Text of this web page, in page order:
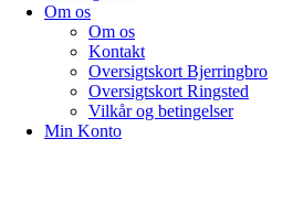
Om os
Om os
Kontakt
Oversigtskort Bjerringbro
Oversigtskort Ringsted
Vilkår og betingelser
Min Konto